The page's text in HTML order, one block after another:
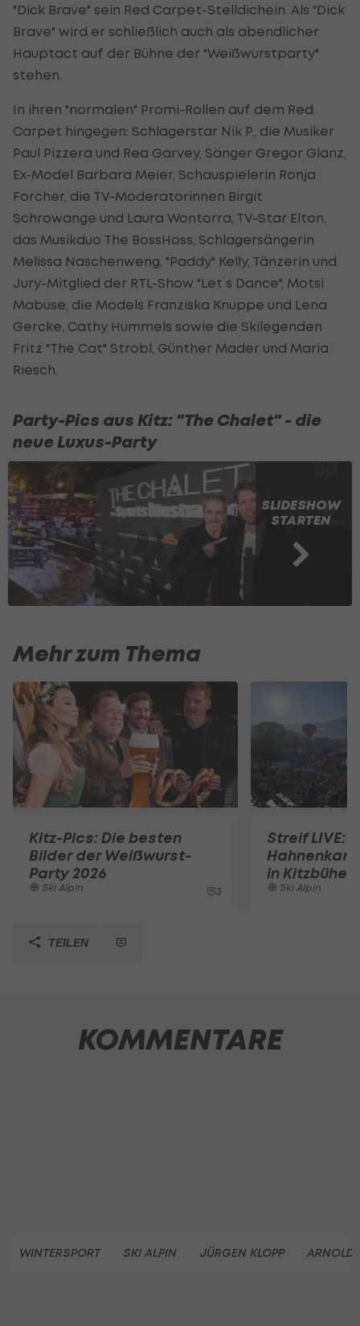
"Dick Brave" sein Red Carpet-Stelldichein. Als "Dick
Brave" wird er schließlich auch als abendlicher
Hauptact auf der Bühne der "Weißwurstparty"
stehen.
In ihren "normalen" Promi-Rollen auf dem Red
Carpet hingegen: Schlagerstar Nik P., die Musiker
Paul Pizzera und Rea Garvey, Sänger Gregor Glanz,
Ex-Model Barbara Meier, Schauspielerin Ronja
Forcher, die TV-Moderatorinnen Birgit
Schrowange und Laura Wontorra, TV-Star Elton,
das Musikduo The BossHoss, Schlagersängerin
Melissa Naschenweng, "Paddy" Kelly, Tänzerin und
Jury-Mitglied der RTL-Show "Let ́s Dance", Motsi
Mabuse, die Models Franziska Knuppe und Lena
Gercke, Cathy Hummels sowie die Skilegenden
Fritz "The Cat" Strobl, Günther Mader und Maria
Riesch.
Party-Pics aus Kitz: "The Chalet" - die
neue Luxus-Party
SLIDESHOW
STARTEN
Mehr zum Thema
Kitz-Pics: Die besten
Bilder der Weißwurst-
Party 2026
Ski Alpin 3
Streif LIVE:
in Kitzbühel
Ski Alpin
TEILEN
KOMMENTARE
WINTERSPORT SKI ALPIN JÜRGEN KLOPP ARNOLD